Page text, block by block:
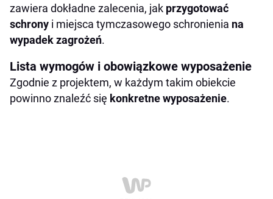
zawiera dokładne zalecenia, jak przygotować
schrony i miejsca tymczasowego schronienia na
wypadek zagrożeń.
Lista wymogów i obowiązkowe wyposażenie
Zgodnie z projektem, w każdym takim obiekcie
powinno znaleźć się konkretne wyposażenie.